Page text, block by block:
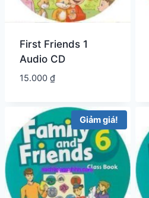
First Friends 1
Audio CD
15.000 ₫
Giảm giá!